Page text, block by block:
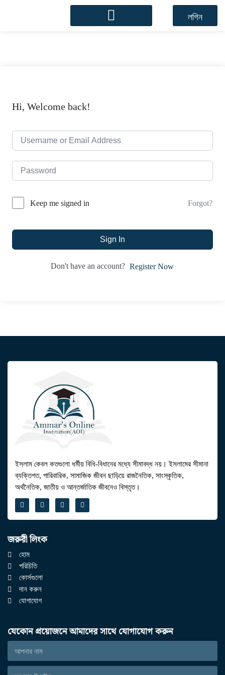
লগিন
Hi, Welcome back!
Keep me signed in Forgot?
Sign In
Don't have an account? Register Now
ইসলাম কেবল কতগুলো ধর্মীয় বিধি-বিধানের মধ্যে সীমাবদ্ধ নয়। ইসলামের সীমানা
ব্যক্তিগত, পারিবারিক, সামাজিক জীবন ছাড়িয়ে রাজনৈতিক, সাংস্কৃতিক,
অর্থনৈতিক, জাতীয় ও আন্তর্জাতিক জীবনেও বিস্তৃত।
জরুরী লিংক
হোম
পরিচিতি
কোর্সগুলো
দান করুন
যোগাযোগ
যেকোন প্রয়োজনে আমাদের সাথে যোগাযোগ করুন